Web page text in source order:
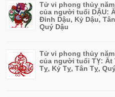
Tử vi phong thủy năm
của người tuổi DẬU:
Đinh Dậu, Kỷ Dậu,
Quý Dậu
Tử vi phong thủy năm
của người tuổi TỴ: Ất
Tỵ, Kỷ Tỵ, Tân Tỵ,